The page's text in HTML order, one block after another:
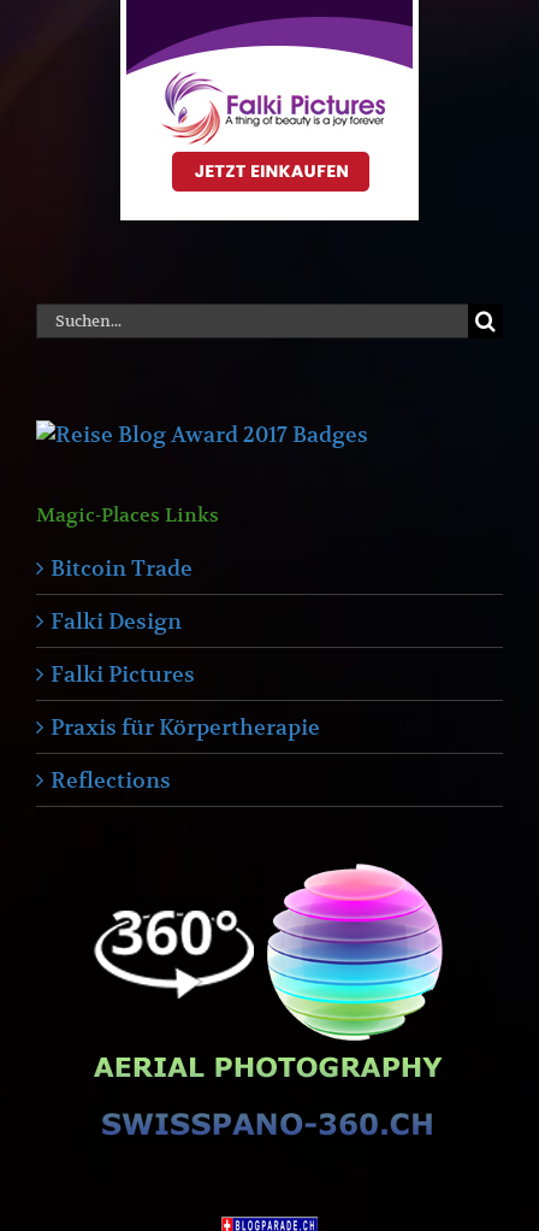
Suche
nach:
Magic-Places Links
Bitcoin Trade
Falki Design
Falki Pictures
Praxis für Körpertherapie
Reflections